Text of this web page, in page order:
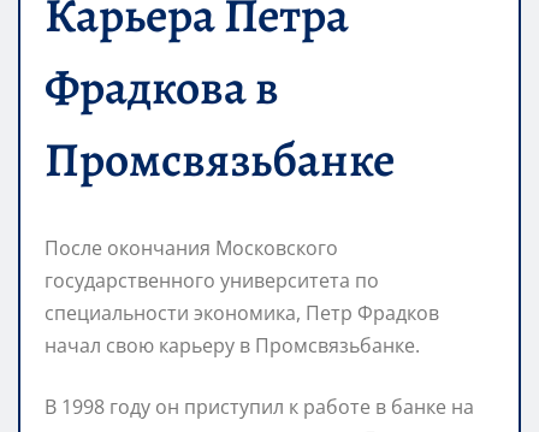
Карьера Петра
Фрадкова в
Промсвязьбанке
После окончания Московского
государственного университета по
специальности экономика, Петр Фрадков
начал свою карьеру в Промсвязьбанке.
В 1998 году он приступил к работе в банке на